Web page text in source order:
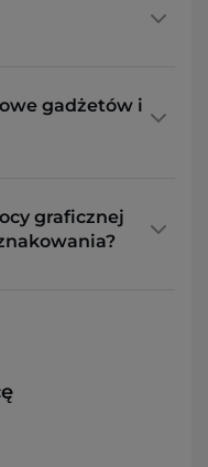
gadżetów i
graficznej